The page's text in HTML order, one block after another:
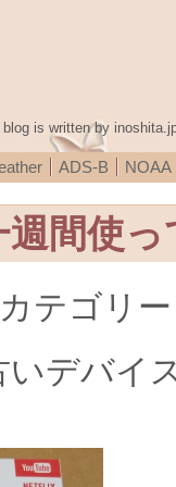
is written by
ADS-B NOAA
間使っ
カテゴリ
デバイ